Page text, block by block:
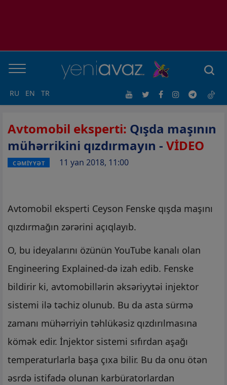
RU EN TR
Avtomobil eksperti: Qışda maşının
mühərrikini qızdırmayın - VİDEO
CƏMİYYƏT 11 yan 2018, 11:00
Avtomobil eksperti Ceyson Fenske qışda maşını
qızdırmağın zərərini açıqlayıb.
O, bu ideyalarını özünün YouTube kanalı olan
Engineering Explained-də izah edib. Fenske
bildirir ki, avtomobillərin əksəriyytəi injektor
sistemi ilə təchiz olunub. Bu da asta sürmə
zamanı mühərriyin təhlükəsiz qızdırılmasına
kömək edir. İnjektor sistemi sıfırdan aşağı
temperaturlarla başa çıxa bilir. Bu da onu ötən
əsrdə istifadə olunan karbüratorlardan